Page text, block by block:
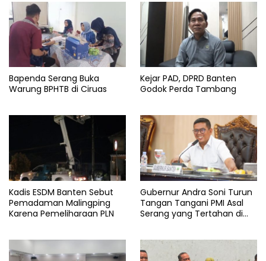
Kabupaten
serang
Pemkab
serang
SPBE
Bapenda Serang Buka
Warung BPHTB di Ciruas
Kejar PAD, DPRD Banten
Godok Perda Tambang
Kadis ESDM Banten Sebut
Pemadaman Malingping
Karena Pemeliharaan PLN
Gubernur Andra Soni Turun
Tangan Tangani PMI Asal
Serang yang Tertahan di